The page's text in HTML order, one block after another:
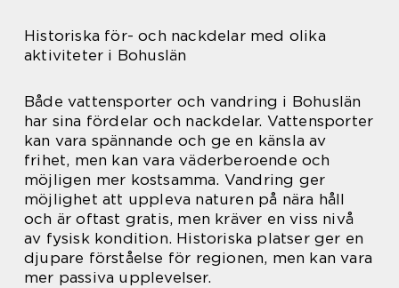
Historiska för- och nackdelar med olika
aktiviteter i Bohuslän
Både vattensporter och vandring i Bohuslän
har sina fördelar och nackdelar. Vattensporter
kan vara spännande och ge en känsla av
frihet, men kan vara väderberoende och
möjligen mer kostsamma. Vandring ger
möjlighet att uppleva naturen på nära håll
och är oftast gratis, men kräver en viss nivå
av fysisk kondition. Historiska platser ger en
djupare förståelse för regionen, men kan vara
mer passiva upplevelser.